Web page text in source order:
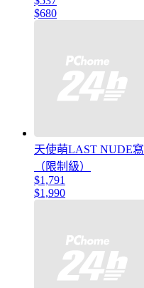
$680
天使萌LAST NUDE
（限制級）
$1,791
$1,990